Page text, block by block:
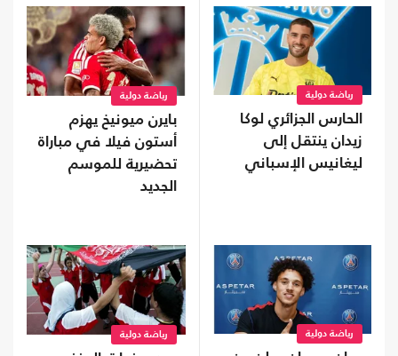
رياضة دولية
الحارس الجزائري لوكا
زيدان ينتقل إلى
ليغانيس الإسباني
رياضة دولية
بايرن ميونيخ يهزم
أستون فيلا في مباراة
تحضيرية للموسم
الجديد
رياضة دولية رياضة دولية